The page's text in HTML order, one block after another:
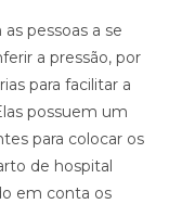
pessoas a se
a pressão, por
para facilitar a
possuem um
para colocar os
de hospital
em conta os